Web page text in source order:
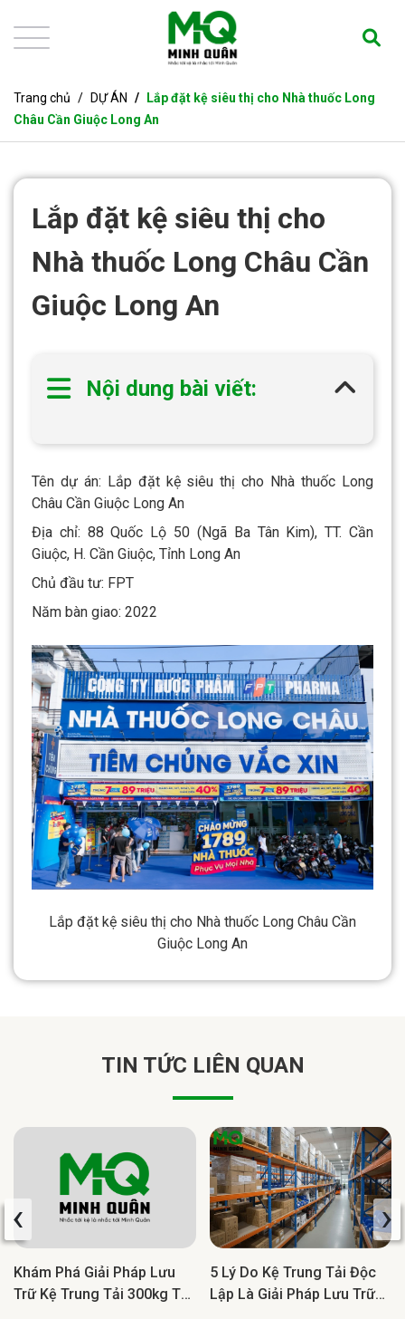
Trang chủ DỰ ÁN
Lắp đặt kệ siêu thị cho Nhà thuốc Long
Châu Cần Giuộc Long An
Lắp đặt kệ siêu thị cho
Nhà thuốc Long Châu Cần
Giuộc Long An
Nội dung bài viết:
Tên dự án: Lắp đặt kệ siêu thị cho Nhà thuốc Long
Châu Cần Giuộc Long An
Địa chỉ: 88 Quốc Lộ 50 (Ngã Ba Tân Kim), TT. Cần
Giuộc, H. Cần Giuộc, Tỉnh Long An
Chủ đầu tư: FPT
Năm bàn giao: 2022
Lắp đặt kệ siêu thị cho Nhà thuốc Long Châu Cần
Giuộc Long An
TIN TỨC LIÊN QUAN
Khám Phá Giải Pháp Lưu
Trữ Kệ Trung Tải 300kg Tối
5 Lý Do Kệ Trung Tải Độc
Lập Là Giải Pháp Lưu Trữ
‹ ›